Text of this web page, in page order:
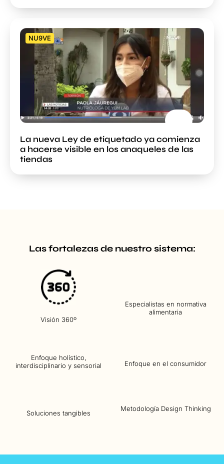
NU9VE
La nueva Ley de etiquetado ya comienza
a hacerse visible en los anaqueles de las
tiendas
Las fortalezas de nuestro sistema:
Visión 360º
Especialistas en normativa
alimentaria
Enfoque holístico,
interdisciplinario y sensorial
Enfoque en el consumidor
Soluciones tangibles
Metodología Design Thinking